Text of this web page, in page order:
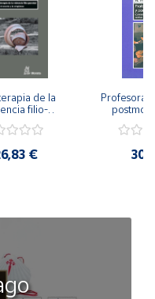
de la
filio-
y la
€